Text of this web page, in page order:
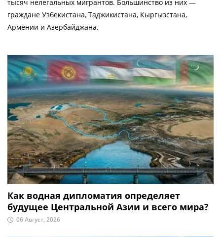
тысяч нелегальных мигрантов. Большинство из них —
граждане Узбекистана, Таджикистана, Кыргызстана,
Армении и Азербайджана.
Как водная дипломатия определяет
будущее Центральной Азии и всего мира?
06 Август, 2026